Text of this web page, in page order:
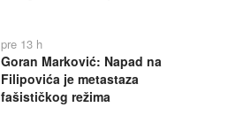
pre 13 h
Goran Marković: Napad na
Filipovića je metastaza
fašističkog režima